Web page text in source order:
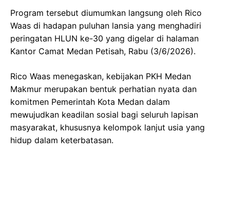
Program tersebut diumumkan langsung oleh Rico
Waas di hadapan puluhan lansia yang menghadiri
peringatan HLUN ke-30 yang digelar di halaman
Kantor Camat Medan Petisah, Rabu (3/6/2026).
Rico Waas menegaskan, kebijakan PKH Medan
Makmur merupakan bentuk perhatian nyata dan
komitmen Pemerintah Kota Medan dalam
mewujudkan keadilan sosial bagi seluruh lapisan
masyarakat, khususnya kelompok lanjut usia yang
hidup dalam keterbatasan.